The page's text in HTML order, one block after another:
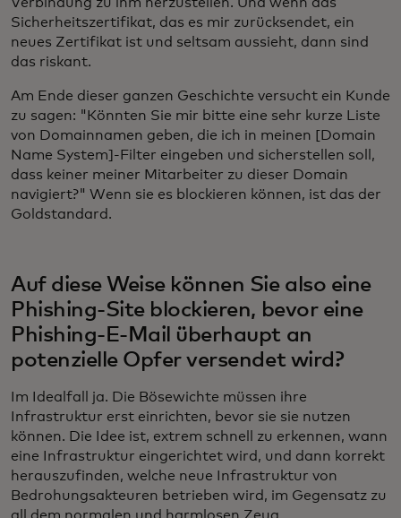
Sicherheitszertifikat, das es mir zurücksendet, ein
neues Zertifikat ist und seltsam aussieht, dann sind
das riskant.
Am Ende dieser ganzen Geschichte versucht ein Kunde
zu sagen: "Könnten Sie mir bitte eine sehr kurze Liste
von Domainnamen geben, die ich in meinen [Domain
Name System]-Filter eingeben und sicherstellen soll,
dass keiner meiner Mitarbeiter zu dieser Domain
navigiert?" Wenn sie es blockieren können, ist das der
Goldstandard.
Auf diese Weise können Sie also eine
Phishing-Site blockieren, bevor eine
Phishing-E-Mail überhaupt an
potenzielle Opfer versendet wird?
Im Idealfall ja. Die Bösewichte müssen ihre
Infrastruktur erst einrichten, bevor sie sie nutzen
können. Die Idee ist, extrem schnell zu erkennen, wann
eine Infrastruktur eingerichtet wird, und dann korrekt
herauszufinden, welche neue Infrastruktur von
Bedrohungsakteuren betrieben wird, im Gegensatz zu
all dem normalen und harmlosen Zeug.